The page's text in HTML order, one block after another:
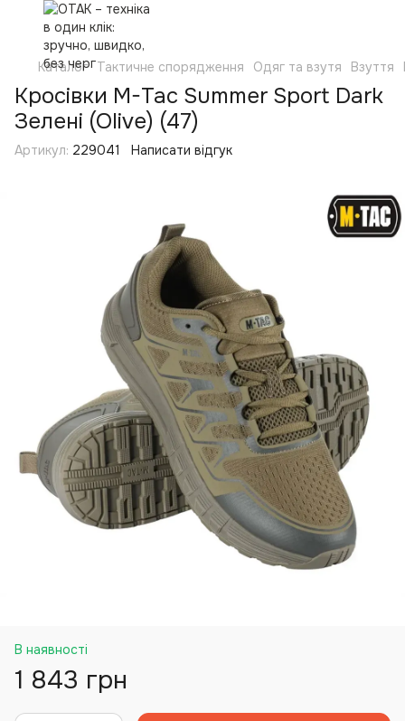
Каталог Тактичне спорядження Одяг та взутя Взуття
Кросівки M-Tac Summer Sport Dark
Зелені (Olive) (47)
Артикул: 229041 Написати відгук
В наявності
1 843 грн